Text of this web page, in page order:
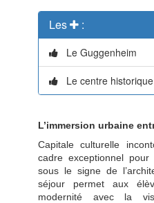
Les :
Le Guggenheim
Le centre historique
L’immersion urbaine
Capitale culturelle
cadre exceptionnel
sous le signe de
séjour permet aux
modernité avec la